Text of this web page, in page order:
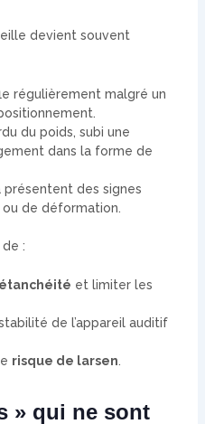
devient souvent
régulièrement malgré un
du poids, subi une
dans la forme de
présentent des signes
ou de déformation.
:
et limiter les
de l’appareil auditif
risque de larsen.
» qui ne sont